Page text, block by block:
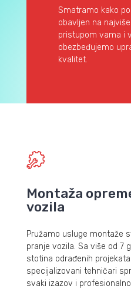
Smatramo kako
obavljen na
pristupom vama i
obezbeđujemo
kvalitet.
Montaža
vozila
Pružamo usluge montaže
pranje vozila. Sa više od 7
stotina odrađenih
specijalizovani tehničari
svaki izazov i